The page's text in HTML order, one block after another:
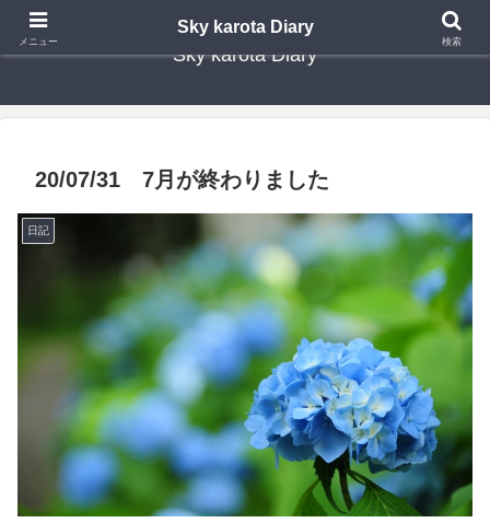
Sky karota Diary
20/07/31 7月が終わりました
日記
メニュー
Sky karota Diary
検索